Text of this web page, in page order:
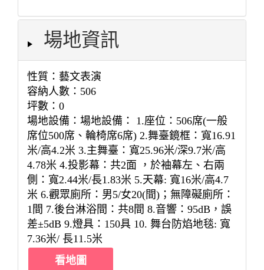
場地資訊
性質：藝文表演
容納人數：506
坪數：0
場地設備：場地設備： 1.座位：506席(一般
席位500席、輪椅席6席) 2.舞臺鏡框：寬16.91
米/高4.2米 3.主舞臺：寬25.96米/深9.7米/高
4.78米 4.投影幕：共2面 ，於袖幕左、右兩
側：寬2.44米/長1.83米 5.天幕: 寬16米/高4.7
米 6.觀眾廁所：男5/女20(間)；無障礙廁所：
1間 7.後台淋浴間：共8間 8.音響：95dB，誤
差±5dB 9.燈具：150具 10. 舞台防焰地毯: 寬
7.36米/ 長11.5米
看地圖